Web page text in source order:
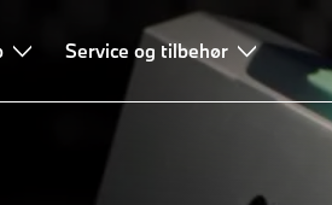
Service og tilbehør